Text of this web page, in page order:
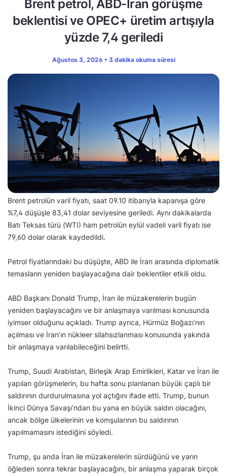
Brent petrol, ABD-İran görüşme
beklentisi ve OPEC+ üretim artışıyla
yüzde 7,4 geriledi
Ağustos 3, 2026 • 3 dakika okuma süresi
Brent petrolün varil fiyatı, saat 09.10 itibarıyla kapanışa göre
%7,4 düşüşle 83,41 dolar seviyesine geriledi. Aynı dakikalarda
Batı Teksas türü (WTI) ham petrolün eylül vadeli varil fiyatı ise
79,60 dolar olarak kaydedildi.
Petrol fiyatlarındaki bu düşüşte, ABD ile İran arasında diplomatik
temasların yeniden başlayacağına dair beklentiler etkili oldu.
ABD Başkanı Donald Trump, İran ile müzakerelerin bugün
yeniden başlayacağını ve bir anlaşmaya varılması konusunda
iyimser olduğunu açıkladı. Trump ayrıca, Hürmüz Boğazı’nın
açılması ve İran’ın nükleer silahsızlanması konusunda yakında
bir anlaşmaya varılabileceğini belirtti.
Trump, Suudi Arabistan, Birleşik Arap Emirlikleri, Katar ve İran ile
yapılan görüşmelerin, bu hafta sonu planlanan büyük çaplı bir
saldırının durdurulmasına yol açtığını ifade etti. Trump, bunun
İkinci Dünya Savaşı’ndan bu yana en büyük saldırı olacağını,
ancak bölge ülkelerinin ve komşularının bu saldırının
yapılmamasını istediğini söyledi.
Trump, şu anda İran ile müzakerelerin sürdüğünü ve yarın
öğleden sonra tekrar başlayacağını, bir anlaşma yaparak birçok